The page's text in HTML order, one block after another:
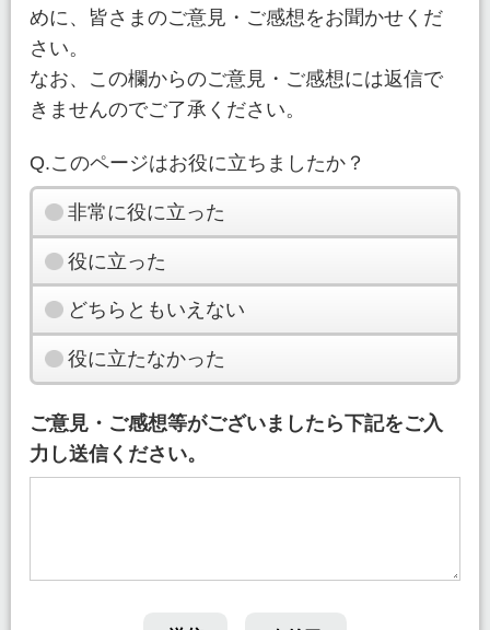
めに、皆さまのご意見・ご感想をお聞かせくだ
さい。
なお、この欄からのご意見・ご感想には返信で
きませんのでご了承ください。
Q.このページはお役に立ちましたか？
非常に役に立った
役に立った
どちらともいえない
役に立たなかった
ご意見・ご感想等がございましたら下記をご入
力し送信ください。